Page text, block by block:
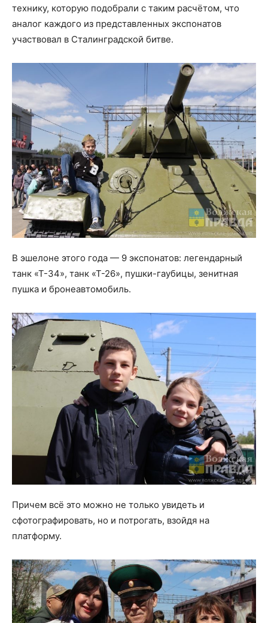
технику, которую подобрали с таким расчётом, что
аналог каждого из представленных экспонатов
участвовал в Сталинградской битве.
В эшелоне этого года — 9 экспонатов: легендарный
танк «Т-34», танк «Т-26», пушки-гаубицы, зенитная
пушка и бронеавтомобиль.
Причем всё это можно не только увидеть и
сфотографировать, но и потрогать, взойдя на
платформу.